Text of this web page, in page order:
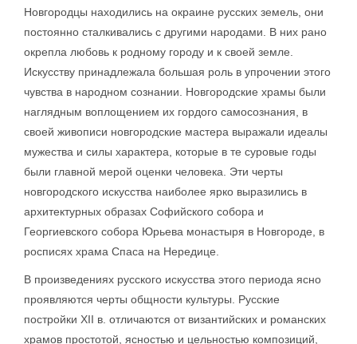
Новгородцы находились на окраине русских земель, они
постоянно сталкивались с другими народами. В них рано
окрепла любовь к родному городу и к своей земле.
Искусству принадлежала большая роль в упрочении этого
чувства в народном сознании. Новгородские храмы были
наглядным воплощением их гордого самосознания, в
своей живописи новгородские мастера выражали идеалы
мужества и силы характера, которые в те суровые годы
были главной мерой оценки человека. Эти черты
новгородского искусства наиболее ярко выразились в
архитектурных образах Софийского собора и
Георгиевского собора Юрьева монастыря в Новгороде, в
росписях храма Спаса на Нередице.
В произведениях русского искусства этого периода ясно
проявляются черты общности культуры. Русские
постройки XII в. отличаются от византийских и романских
храмов простотой, ясностью и цельностью композиций,